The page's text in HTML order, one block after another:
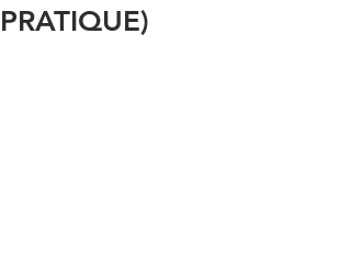
PRATIQUE)